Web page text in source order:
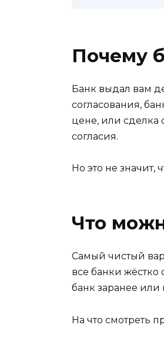
Почему
Банк выдал вам
согласования,
цене, или сделка
согласия.
Но это не значит,
Что
Самый чистый
все банки
банк заранее или
На что смотреть